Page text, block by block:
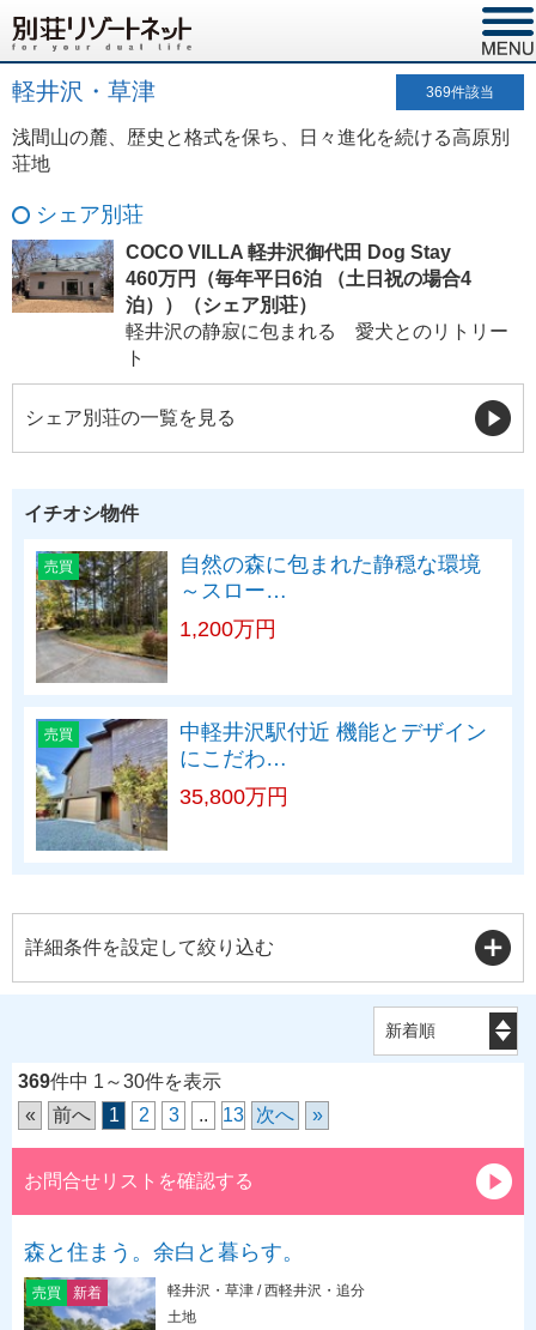
軽井沢・草津 369件該当
浅間山の麓、歴史と格式を保ち、日々進化を続ける高原別
荘地
シェア別荘
COCO VILLA 軽井沢御代田 Dog Stay
460万円（毎年平日6泊 （土日祝の場合4
泊））（シェア別荘）
軽井沢の静寂に包まれる 愛犬とのリトリー
ト
シェア別荘の一覧を見る
イチオシ物件
売買
自然の森に包まれた静穏な環境
～スロー…
1,200万円
売買
中軽井沢駅付近 機能とデザイン
にこだわ…
35,800万円
詳細条件を設定して絞り込む
369件中 1～30件を表示
«
前へ 1 2 3 .. 13 次へ »
お問合せリストを確認する
森と住まう。余白と暮らす。
売買 新着
軽井沢・草津 / 西軽井沢・追分
土地